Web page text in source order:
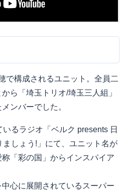
で構成されるユニット。全員二
ら「埼玉トリオ/埼玉三人組」
ンバーでした。
るラジオ「ベルク presents 日
しょう!」にて、ユニット名が
「彩の国」からインスパイア
中心に展開されているスーパー